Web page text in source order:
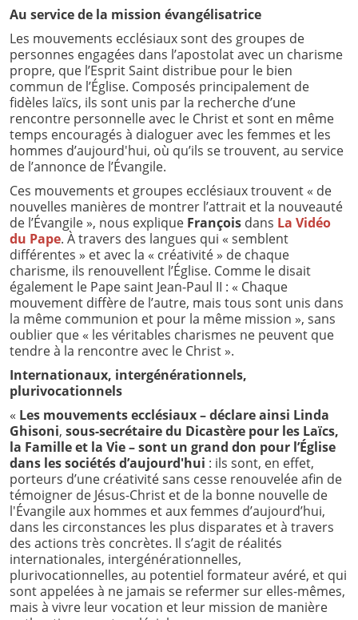
Au service de la mission évangélisatrice
Les mouvements ecclésiaux sont des groupes de
personnes engagées dans l’apostolat avec un charisme
propre, que l’Esprit Saint distribue pour le bien
commun de l’Église. Composés principalement de
fidèles laïcs, ils sont unis par la recherche d’une
rencontre personnelle avec le Christ et sont en même
temps encouragés à dialoguer avec les femmes et les
hommes d’aujourd'hui, où qu’ils se trouvent, au service
de l’annonce de l’Évangile.
Ces mouvements et groupes ecclésiaux trouvent « de
nouvelles manières de montrer l’attrait et la nouveauté
de l’Évangile », nous explique François dans La Vidéo
du Pape. À travers des langues qui « semblent
différentes » et avec la « créativité » de chaque
charisme, ils renouvellent l’Église. Comme le disait
également le Pape saint Jean-Paul II : « Chaque
mouvement diffère de l’autre, mais tous sont unis dans
la même communion et pour la même mission », sans
oublier que « les véritables charismes ne peuvent que
tendre à la rencontre avec le Christ ».
Internationaux, intergénérationnels,
plurivocationnels
« Les mouvements ecclésiaux – déclare ainsi Linda
Ghisoni, sous-secrétaire du Dicastère pour les Laïcs,
la Famille et la Vie – sont un grand don pour l’Église
dans les sociétés d’aujourd'hui : ils sont, en effet,
porteurs d’une créativité sans cesse renouvelée afin de
témoigner de Jésus-Christ et de la bonne nouvelle de
l'Évangile aux hommes et aux femmes d’aujourd’hui,
dans les circonstances les plus disparates et à travers
des actions très concrètes. Il s’agit de réalités
internationales, intergénérationnelles,
plurivocationnelles, au potentiel formateur avéré, et qui
sont appelées à ne jamais se refermer sur elles-mêmes,
mais à vivre leur vocation et leur mission de manière